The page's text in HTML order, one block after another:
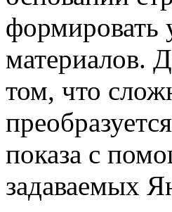
формировать
материалов.
том, что
показа с
задаваемых